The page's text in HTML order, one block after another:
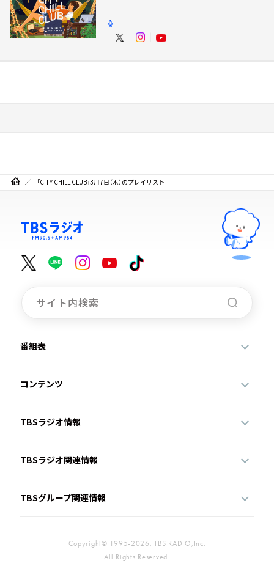
「CITY CHILL CLUB」3月7日（木）のプレイリスト
番組表
コンテンツ
TBSラジオ情報
TBSラジオ関連情報
TBSグループ関連情報
Copyright© 1995-2026, TBS RADIO,Inc.
All Rights Reserved.